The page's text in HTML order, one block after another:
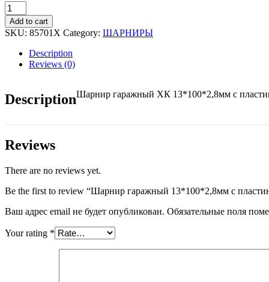
Шарнир
гаражный
13*100*2,8мм
с
пластинами
шайба
Add to cart
SKU: 85701Х Category: ШАРНИРЫ
Description
Reviews (0)
DescriptionШарнир гаражный ХК 13*100*2,8мм с
Reviews
There are no reviews yet.
Be the first to review “Шарнир гаражный 13*100*2,8мм с
Ваш адрес email не будет опубликован. Обязательные поля
Your rating *